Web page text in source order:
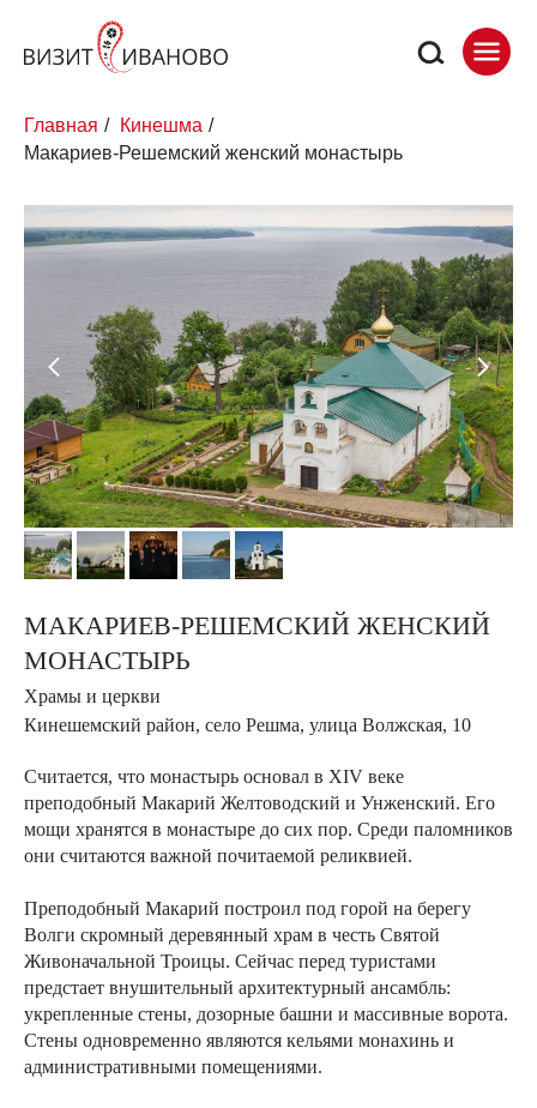
Главная / Кинешма /
Макариев-Решемский женский монастырь
МАКАРИЕВ-РЕШЕМСКИЙ ЖЕНСКИЙ
МОНАСТЫРЬ
Храмы и церкви
Кинешемский район, село Решма, улица Волжская, 10
Считается, что монастырь основал в XIV веке
преподобный Макарий Желтоводский и Унженский. Его
мощи хранятся в монастыре до сих пор. Среди паломников
они считаются важной почитаемой реликвией.
Преподобный Макарий построил под горой на берегу
Волги скромный деревянный храм в честь Святой
Живоначальной Троицы. Сейчас перед туристами
предстает внушительный архитектурный ансамбль:
укрепленные стены, дозорные башни и массивные ворота.
Стены одновременно являются кельями монахинь и
административными помещениями.